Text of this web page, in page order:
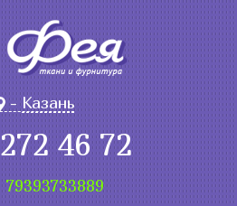
-Казань
272 46 72
79393733889